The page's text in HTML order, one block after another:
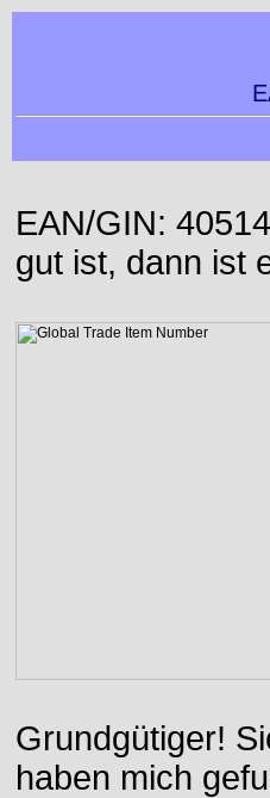
EAN/GIN:
gut ist, dann ist
Grundgütiger!
haben mich